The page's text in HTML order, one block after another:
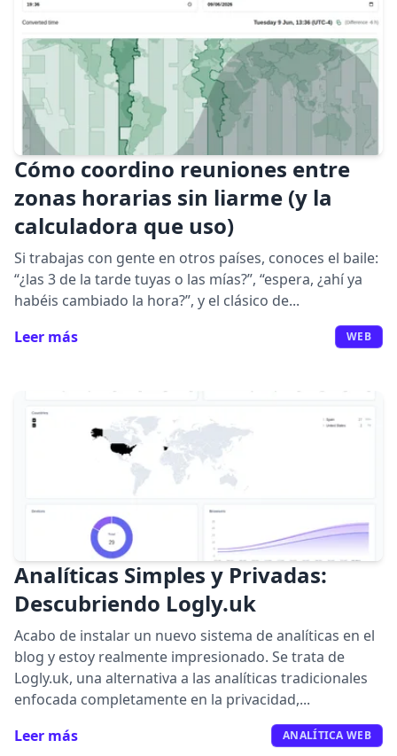
Cómo coordino reuniones entre
zonas horarias sin liarme (y la
calculadora que uso)
Si trabajas con gente en otros países, conoces el baile:
“¿las 3 de la tarde tuyas o las mías?”, “espera, ¿ahí ya
habéis cambiado la hora?”, y el clásico de...
Leer más
WEB
Analíticas Simples y Privadas:
Descubriendo Logly.uk
Acabo de instalar un nuevo sistema de analíticas en el
blog y estoy realmente impresionado. Se trata de
Logly.uk, una alternativa a las analíticas tradicionales
enfocada completamente en la privacidad,...
Leer más
ANALÍTICA WEB